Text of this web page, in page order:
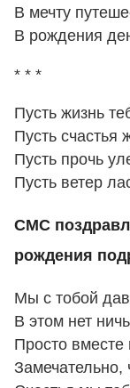
В мечту
В рождения
* * *
Пусть жизнь
Пусть счастья
Пусть прочь
Пусть ветер
СМС
рождения
Мы с тобой
В этом нет
Просто вместе
Замечательно,